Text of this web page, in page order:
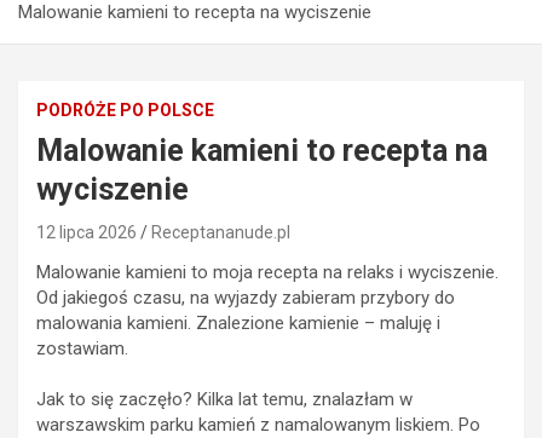
Malowanie kamieni to recepta na wyciszenie
PODRÓŻE PO POLSCE
Malowanie kamieni to recepta na
wyciszenie
12 lipca 2026 Receptananude.pl
Malowanie kamieni to moja recepta na relaks i wyciszenie.
Od jakiegoś czasu, na wyjazdy zabieram przybory do
malowania kamieni. Znalezione kamienie – maluję i
zostawiam.
Jak to się zaczęło? Kilka lat temu, znalazłam w
warszawskim parku kamień z namalowanym liskiem. Po